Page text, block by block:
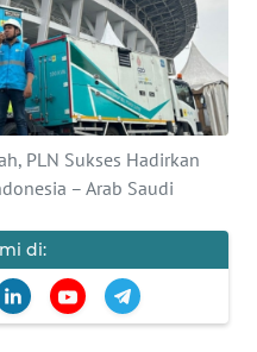
PLN Sukses Hadirkan
– Arab Saudi
di: